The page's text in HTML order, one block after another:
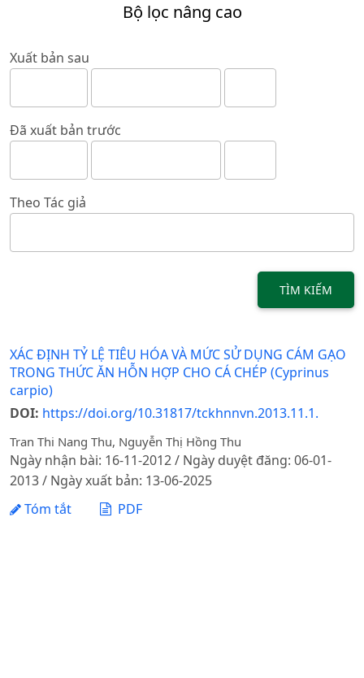
Bộ lọc nâng cao
Xuất bản sau
Đã xuất bản trước
Theo Tác giả
TÌM KIẾM
XÁC ĐỊNH TỶ LỆ TIÊU HÓA VÀ MỨC SỬ DỤNG CÁM GẠO
TRONG THỨC ĂN HỖN HỢP CHO CÁ CHÉP (Cyprinus
carpio)
DOI: https://doi.org/10.31817/tckhnnvn.2013.11.1.
Tran Thi Nang Thu, Nguyễn Thị Hồng Thu
Ngày nhận bài: 16-11-2012 / Ngày duyệt đăng: 06-01-
2013 / Ngày xuất bản: 13-06-2025
Tóm tắt
PDF